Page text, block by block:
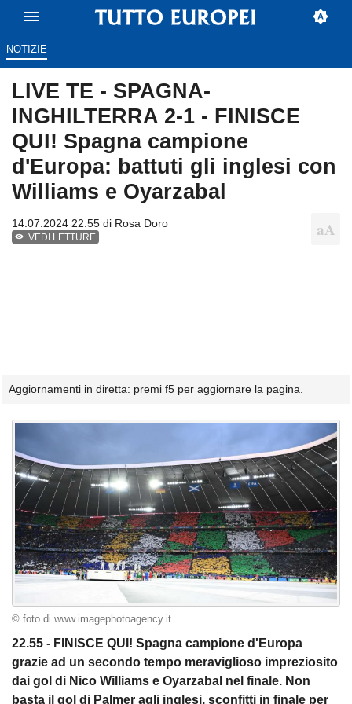
NOTIZIE
LIVE TE - SPAGNA-
INGHILTERRA 2-1 - FINISCE
QUI! Spagna campione
d'Europa: battuti gli inglesi con
Williams e Oyarzabal
14.07.2024 22:55 di Rosa Doro
VEDI LETTURE
Aggiornamenti in diretta: premi f5 per aggiornare la pagina.
© foto di www.imagephotoagency.it
22.55 - FINISCE QUI! Spagna campione d'Europa
grazie ad un secondo tempo meraviglioso impreziosito
dai gol di Nico Williams e Oyarzabal nel finale. Non
basta il gol di Palmer agli inglesi, sconfitti in finale per